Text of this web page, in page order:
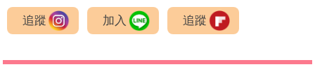
追蹤 加入 追蹤